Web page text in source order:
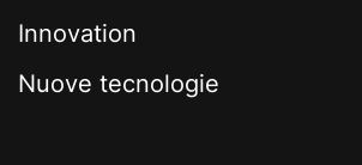
Innovation
Nuove tecnologie